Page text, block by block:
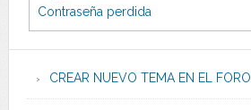
Contraseña perdida
CREAR NUEVO TEMA EN EL FORO